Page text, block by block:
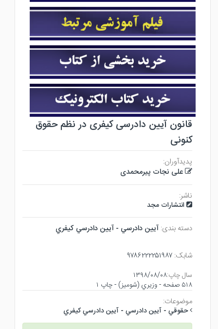
قانون آیین دادرسی کیفری در نظم حقوق
کنونی
پدیدآوران:
علی نجات پیرمحمدی
ناشر:
انتشارات مجد
دسته بندی: آيين دادرسي - آيين دادرسي كيفري
شابک: ۹۷۸۶۲۲۲۲۵۱۹۸۷
سال چاپ:۱۳۹۸/۰۸/۰۸
۵۱۸ صفحه - وزيري (شوميز) - چاپ ۱
موضوعات:
حقوقي - آيين دادرسي - آيين دادرسي كيفري